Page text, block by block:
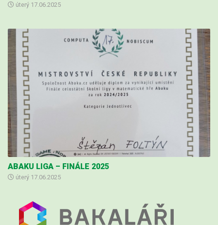
úterý 17.06.2025
ABAKU LIGA – FINÁLE 2025
úterý 17.06.2025